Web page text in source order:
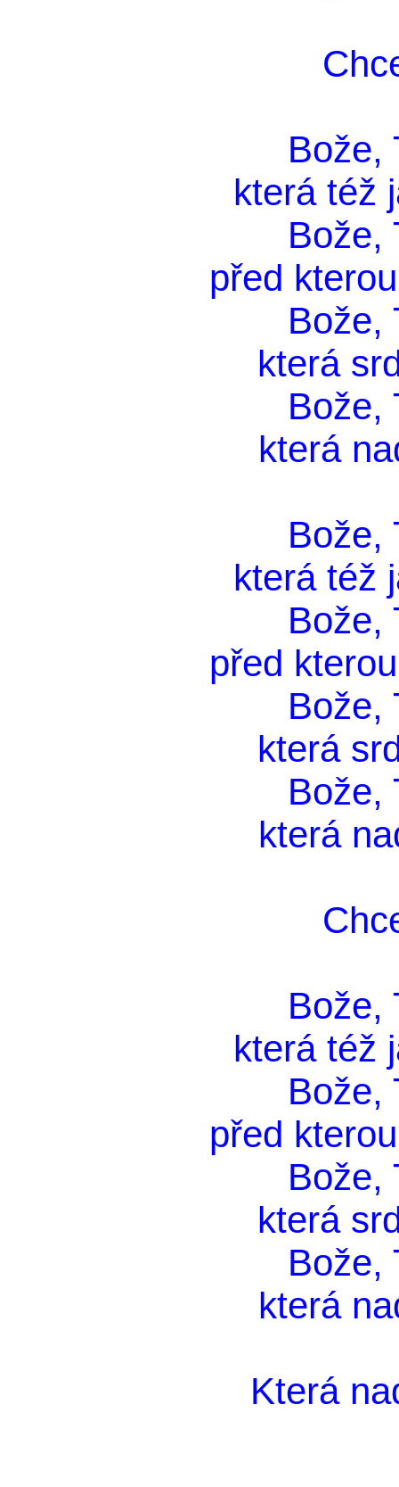
Bože,
která též
Bože,
před
Bože,
která
Bože,
která
Bože,
která též
Bože,
před
Bože,
která
Bože,
která
Bože,
která též
Bože,
před
Bože,
která
Bože,
která
Která